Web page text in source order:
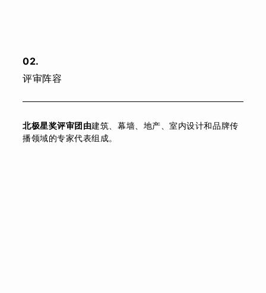
02.
评审阵容
北极星奖评审团由建筑、幕墙、地产、室内设计和品牌传
播领域的专家代表组成。